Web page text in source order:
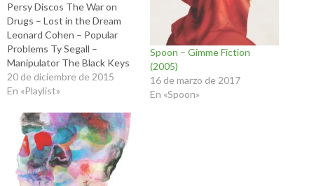
Persy Discos The War on
Drugs – Lost in the Dream
Leonard Cohen – Popular
Problems Ty Segall –
Manipulator The Black Keys
– Turn Blue Run the Jewels –
Run the Jewels 2 Spoon –
Van Etten – Are We There
Temples – Sun…
20 de diciembre de 2015
En «Playlist»
Spoon – Gimme Fiction
(2005)
16 de marzo de 2017
En «Spoon»